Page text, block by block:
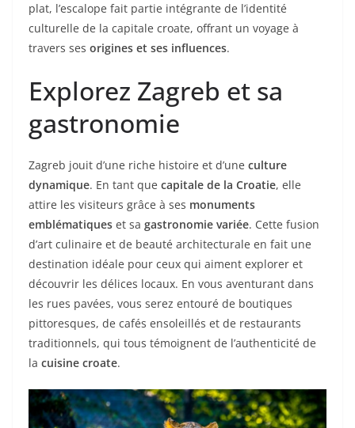
plat, l’escalope fait partie intégrante de l’identité
culturelle de la capitale croate, offrant un voyage à
travers ses origines et ses influences.
Explorez Zagreb et sa
gastronomie
Zagreb jouit d’une riche histoire et d’une culture
dynamique. En tant que capitale de la Croatie, elle
attire les visiteurs grâce à ses monuments
emblématiques et sa gastronomie variée. Cette fusion
d’art culinaire et de beauté architecturale en fait une
destination idéale pour ceux qui aiment explorer et
découvrir les délices locaux. En vous aventurant dans
les rues pavées, vous serez entouré de boutiques
pittoresques, de cafés ensoleillés et de restaurants
traditionnels, qui tous témoignent de l’authenticité de
la cuisine croate.